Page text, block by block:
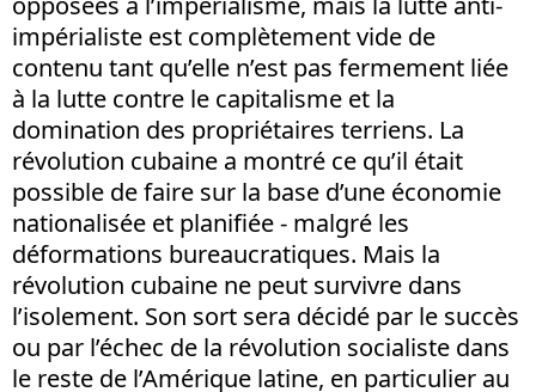
impérialiste est complètement vide de
contenu tant qu’elle n’est pas fermement liée
à la lutte contre le capitalisme et la
domination des propriétaires terriens. La
révolution cubaine a montré ce qu’il était
possible de faire sur la base d’une économie
nationalisée et planifiée - malgré les
déformations bureaucratiques. Mais la
révolution cubaine ne peut survivre dans
l’isolement. Son sort sera décidé par le succès
ou par l’échec de la révolution socialiste dans
le reste de l’Amérique latine, en particulier au